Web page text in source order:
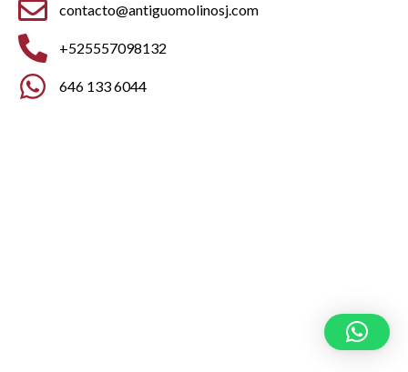
contacto@antiguomolinosj.com
+525557098132
646 133 6044